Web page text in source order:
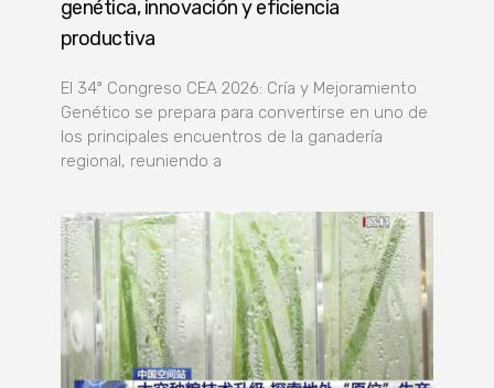
genética, innovación y eficiencia
productiva
El 34º Congreso CEA 2026: Cría y Mejoramiento
Genético se prepara para convertirse en uno de
los principales encuentros de la ganadería
regional, reuniendo a